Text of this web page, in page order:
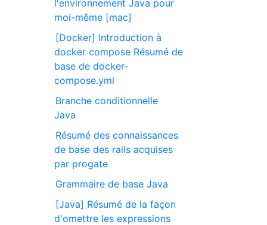
l'environnement Java pour
moi-même [mac]
[Docker] Introduction à
docker compose Résumé de
base de docker-
compose.yml
Branche conditionnelle
Java
Résumé des connaissances
de base des rails acquises
par progate
Grammaire de base Java
[Java] Résumé de la façon
d'omettre les expressions